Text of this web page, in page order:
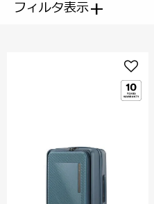
フィルタ表示+